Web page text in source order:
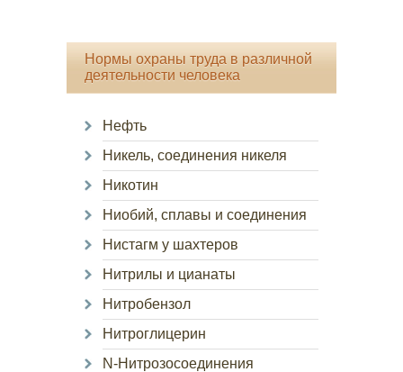
Нормы охраны труда в различной
деятельности человека
Нефть
Никель, соединения никеля
Никотин
Ниобий, сплавы и соединения
Нистагм у шахтеров
Нитрилы и цианаты
Нитробензол
Нитроглицерин
N-Нитрозосоединения